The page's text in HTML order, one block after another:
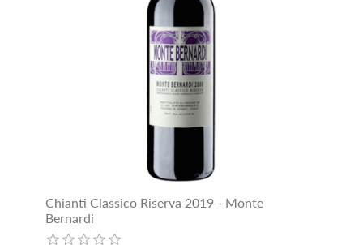
Chianti Classico Riserva 2019 - Monte
Bernardi